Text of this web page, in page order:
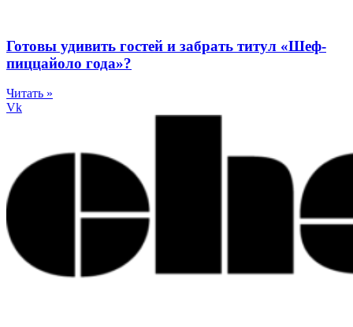
Готовы удивить гостей и забрать титул «Шеф-
пиццайоло года»?
Читать »
Vk